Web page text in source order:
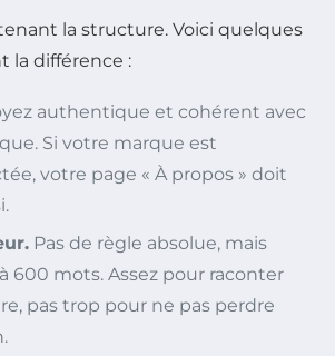
la structure. Voici quelques
la différence :
authentique et cohérent avec
Si votre marque est
votre page « À propos » doit
Pas de règle absolue, mais
600 mots. Assez pour raconter
pas trop pour ne pas perdre